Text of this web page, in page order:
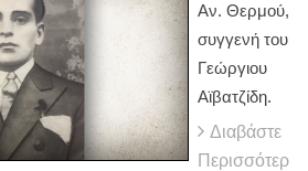
Αν. Θερμού,
συγγενή του
Γεώργιου
Αϊβατζίδη.
Διαβάστε
Περισσότερ